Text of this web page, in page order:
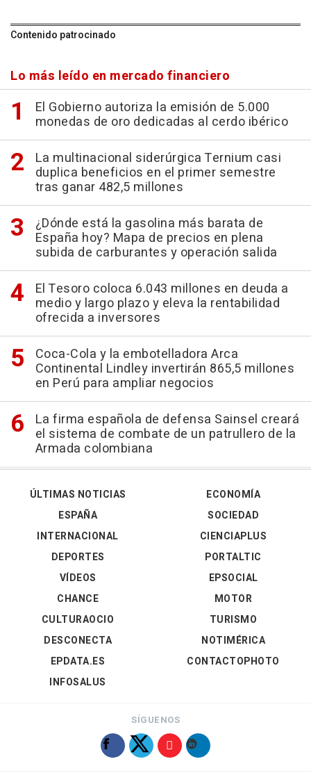
Contenido patrocinado
Lo más leído en mercado financiero
El Gobierno autoriza la emisión de 5.000
monedas de oro dedicadas al cerdo ibérico
La multinacional siderúrgica Ternium casi
duplica beneficios en el primer semestre
tras ganar 482,5 millones
¿Dónde está la gasolina más barata de
España hoy? Mapa de precios en plena
subida de carburantes y operación salida
El Tesoro coloca 6.043 millones en deuda a
medio y largo plazo y eleva la rentabilidad
ofrecida a inversores
Coca-Cola y la embotelladora Arca
Continental Lindley invertirán 865,5 millones
en Perú para ampliar negocios
La firma española de defensa Sainsel creará
el sistema de combate de un patrullero de la
Armada colombiana
ÚLTIMAS NOTICIAS
ESPAÑA
INTERNACIONAL
DEPORTES
VÍDEOS
ECONOMÍA
SOCIEDAD
CIENCIAPLUS
PORTALTIC
EPSOCIAL
CHANCE
CULTURAOCIO
DESCONECTA
EPDATA.ES
INFOSALUS
MOTOR
TURISMO
NOTIMÉRICA
CONTACTOPHOTO
SÍGUENOS